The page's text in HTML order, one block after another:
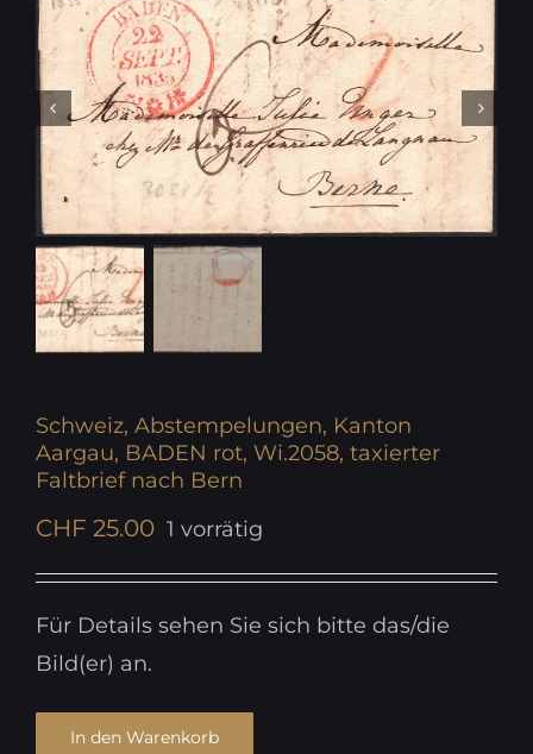
Schweiz, Abstempelungen, Kanton
Aargau, BADEN rot, Wi.2058, taxierter
Faltbrief nach Bern
CHF 25.00 1 vorrätig
Für Details sehen Sie sich bitte das/die
Bild(er) an.
In den Warenkorb